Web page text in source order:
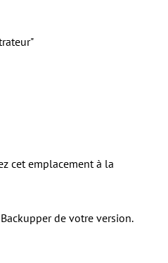
cet emplacement à la
de votre version.